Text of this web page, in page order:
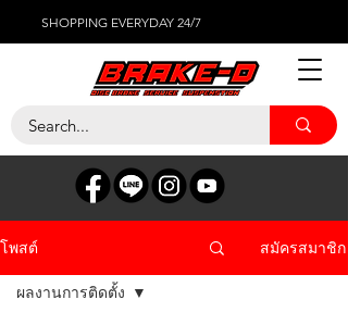
SHOPPING EVERYDAY 24/7
โพสต์ สมัครสมาชิก
ผลงานการติดตั้ง